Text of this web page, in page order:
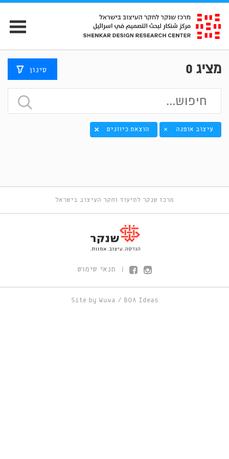
מציג 0 סינון
עיצוב אופנה × הוצאת כיוונים
מרכז שנקר לתיעוד וחקר העיצוב בישראל
תנאי שימוש
Site by Wuwa / BOA Ideas